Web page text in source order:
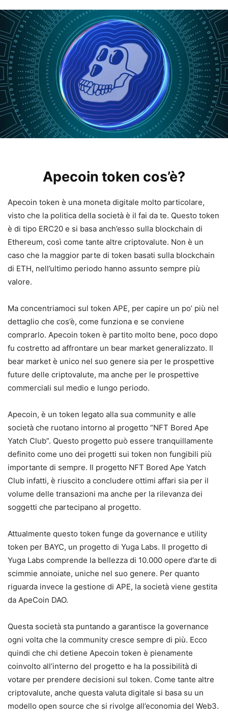
Apecoin token cos’è?
Apecoin token è una moneta digitale molto particolare,
visto che la politica della società è il fai da te. Questo token
è di tipo ERC20 e si basa anch’esso sulla blockchain di
Ethereum, così come tante altre criptovalute. Non è un
caso che la maggior parte di token basati sulla blockchain
di ETH, nell’ultimo periodo hanno assunto sempre più
valore.
Ma concentriamoci sul token APE, per capire un po’ più nel
dettaglio che cos’è, come funziona e se conviene
comprarlo. Apecoin token è partito molto bene, poco dopo
fu costretto ad affrontare un bear market generalizzato. Il
bear market è unico nel suo genere sia per le prospettive
future delle criptovalute, ma anche per le prospettive
commerciali sul medio e lungo periodo.
Apecoin, è un token legato alla sua community e alle
società che ruotano intorno al progetto “NFT Bored Ape
Yatch Club”. Questo progetto può essere tranquillamente
definito come uno dei progetti sui token non fungibili più
importante di sempre. Il progetto NFT Bored Ape Yatch
Club infatti, è riuscito a concludere ottimi affari sia per il
volume delle transazioni ma anche per la rilevanza dei
soggetti che partecipano al progetto.
Attualmente questo token funge da governance e utility
token per BAYC, un progetto di Yuga Labs. Il progetto di
Yuga Labs comprende la bellezza di 10.000 opere d’arte di
scimmie annoiate, uniche nel suo genere. Per quanto
riguarda invece la gestione di APE, la società viene gestita
da ApeCoin DAO.
Questa società sta puntando a garantisce la governance
ogni volta che la community cresce sempre di più. Ecco
quindi che chi detiene Apecoin token è pienamente
coinvolto all’interno del progetto e ha la possibilità di
votare per prendere decisioni sul token. Come tante altre
criptovalute, anche questa valuta digitale si basa su un
modello open source che si rivolge all’economia del Web3.